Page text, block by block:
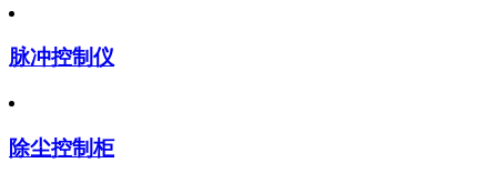
脉冲控制仪
除尘控制柜